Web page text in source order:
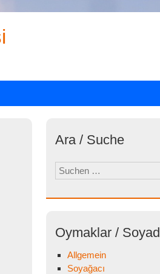
Ara / Suche
Suchen
nach:
Oymaklar /
Allgemein
Soyağacı